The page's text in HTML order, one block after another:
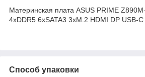
Материнская плата ASUS PRIME
4xDDR5 6xSATA3 3xM.2 HDMI DP USB-C
Способ упаковки